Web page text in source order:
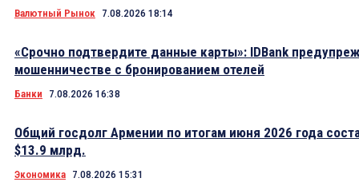
Валютный Рынок 7.08.2026 18:14
«Срочно подтвердите данные карты»: IDBank
мошенничестве с бронированием отелей
Банки 7.08.2026 16:38
Общий госдолг Армении по итогам июня 2026 года
$13.9 млрд.
Экономика 7.08.2026 15:31